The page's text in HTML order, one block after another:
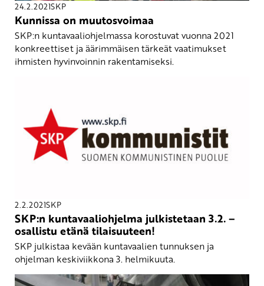
24.2.2021SKP
Kunnissa on muutosvoimaa
SKP:n kuntavaaliohjelmassa korostuvat vuonna 2021
konkreettiset ja äärimmäisen tärkeät vaatimukset
ihmisten hyvinvoinnin rakentamiseksi.
2.2.2021SKP
SKP:n kuntavaaliohjelma julkistetaan 3.2. –
osallistu etänä tilaisuuteen!
SKP julkistaa kevään kuntavaalien tunnuksen ja
ohjelman keskiviikkona 3. helmikuuta.